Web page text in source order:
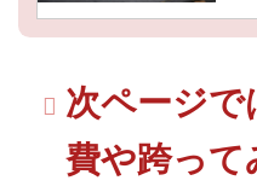
次ページで
費や跨って